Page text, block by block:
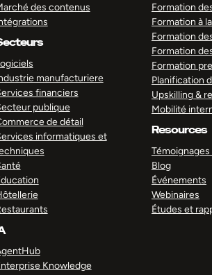
des contenus
manufacturiere
financiers
publique
de détail
informatiques et
Knowledge
Formation
Formation à
Formation
Formation
Formation
Planification
Upskilling &
Mobilité
Resources
Blog
Événements
Webinaires
Études et